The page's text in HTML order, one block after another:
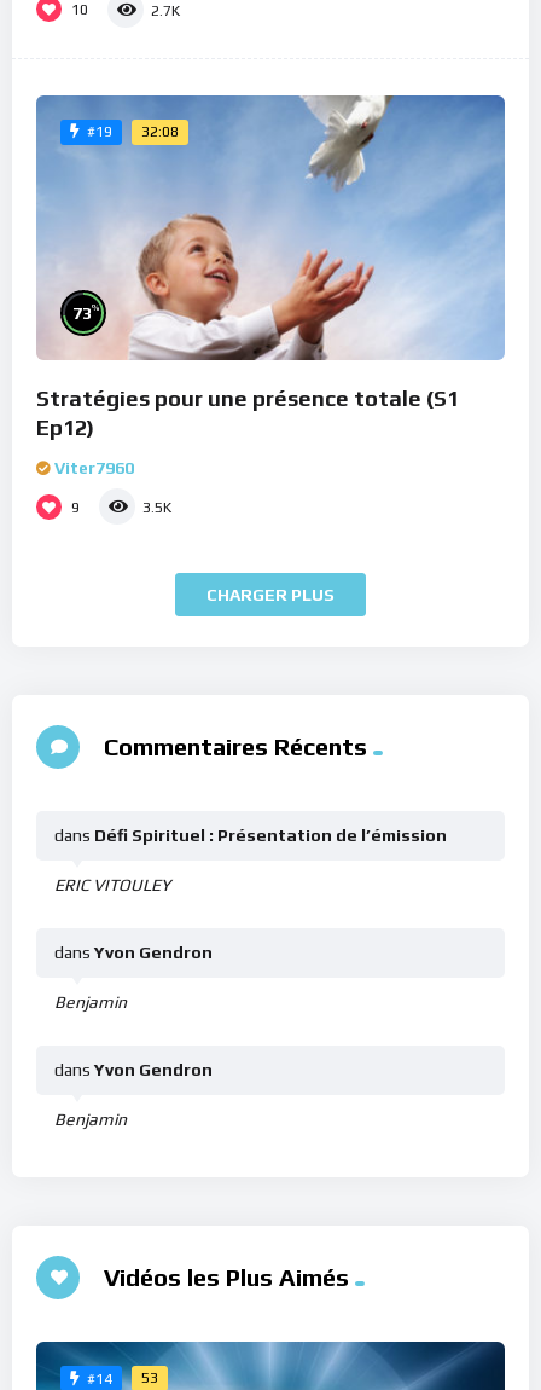
10 2.7K
#19 32:08
73%
Stratégies pour une présence totale (S1
Ep12)
Viter7960
9 3.5K
CHARGER PLUS
Commentaires Récents
ERIC VITOULEY
dans Défi Spirituel : Présentation de l’émission
Benjamin
dans Yvon Gendron
Benjamin
dans Yvon Gendron
Vidéos les Plus Aimés
#14 53